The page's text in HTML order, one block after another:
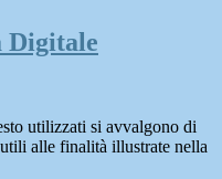
Digitale
utilizzati si avvalgono di
alle finalità illustrate nella